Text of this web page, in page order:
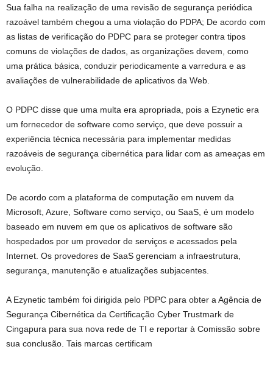
Sua falha na realização de uma revisão de segurança periódica
razoável também chegou a uma violação do PDPA; De acordo com
as listas de verificação do PDPC para se proteger contra tipos
comuns de violações de dados, as organizações devem, como
uma prática básica, conduzir periodicamente a varredura e as
avaliações de vulnerabilidade de aplicativos da Web.
O PDPC disse que uma multa era apropriada, pois a Ezynetic era
um fornecedor de software como serviço, que deve possuir a
experiência técnica necessária para implementar medidas
razoáveis ​​de segurança cibernética para lidar com as ameaças em
evolução.
De acordo com a plataforma de computação em nuvem da
Microsoft, Azure, Software como serviço, ou SaaS, é um modelo
baseado em nuvem em que os aplicativos de software são
hospedados por um provedor de serviços e acessados ​​pela
Internet. Os provedores de SaaS gerenciam a infraestrutura,
segurança, manutenção e atualizações subjacentes.
A Ezynetic também foi dirigida pelo PDPC para obter a Agência de
Segurança Cibernética da Certificação Cyber ​​Trustmark de
Cingapura para sua nova rede de TI e reportar à Comissão sobre
sua conclusão. Tais marcas certificam